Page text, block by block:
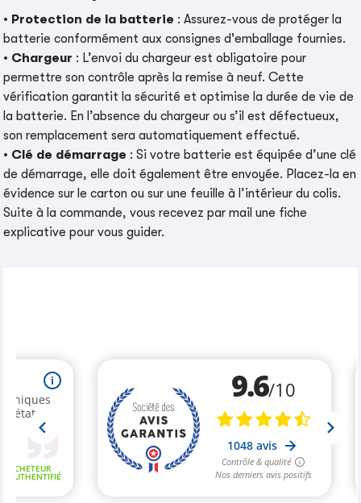
• Protection de la batterie : Assurez-vous de protéger la
batterie conformément aux consignes d'emballage fournies.
• Chargeur : L’envoi du chargeur est obligatoire pour
permettre son contrôle après la remise à neuf. Cette
vérification garantit la sécurité et optimise la durée de vie de
la batterie. En l’absence du chargeur ou s’il est défectueux,
son remplacement sera automatiquement effectué.
• Clé de démarrage : Si votre batterie est équipée d’une clé
de démarrage, elle doit également être envoyée. Placez-la en
évidence sur le carton ou sur une feuille à l’intérieur du colis.
Suite à la commande, vous recevez par mail une fiche
explicative pour vous guider.